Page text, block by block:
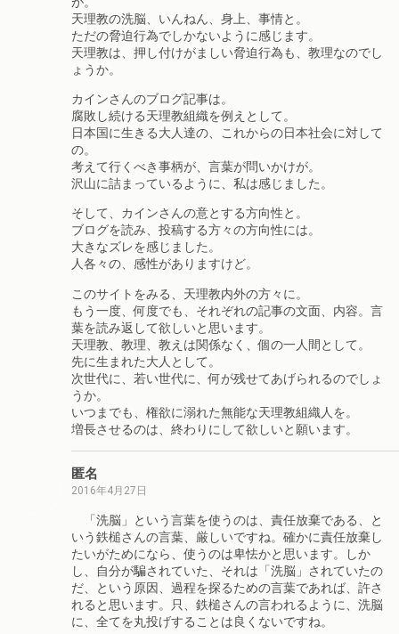
天理教の洗脳、いんねん、身上、事情と。
ただの脅迫行為でしかないように感じます。
天理教は、押し付けがましい脅迫行為も、教理なのでし
ょうか。
カインさんのブログ記事は。
腐敗し続ける天理教組織を例えとして。
日本国に生きる大人達の、これからの日本社会に対して
の。
考えて行くべき事柄が、言葉が問いかけが。
沢山に詰まっているように、私は感じました。
そして、カインさんの意とする方向性と。
ブログを読み、投稿する方々の方向性には。
大きなズレを感じました。
人各々の、感性がありますけど。
このサイトをみる、天理教内外の方々に。
もう一度、何度でも、それぞれの記事の文面、内容。言
葉を読み返して欲しいと思います。
天理教、教理、教えは関係なく、個の一人間として。
先に生まれた大人として。
次世代に、若い世代に、何が残せてあげられるのでしょ
うか。
いつまでも、権欲に溺れた無能な天理教組織人を。
増長させるのは、終わりにして欲しいと願います。
匿名
2016年4月27日
「洗脳」という言葉を使うのは、責任放棄である、と
いう鉄槌さんの言葉、厳しいですね。確かに責任放棄し
たいがためになら、使うのは卑怯かと思います。しか
し、自分が騙されていた、それは「洗脳」されていたの
だ、という原因、過程を探るための言葉であれば、許さ
れると思います。只、鉄槌さんの言われるように、洗脳
に、全てを丸投げすることは良くないですね。